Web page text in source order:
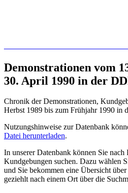
Demonstrationen vom
30. April 1990 in der
Chronik der Demonstrationen,
Herbst 1989 bis zum Frühjahr 1990 in
Nutzungshinweise zur Datenbank
Datei herunterladen.
In unserer Datenbank können Sie nach
Kundgebungen suchen. Dazu wählen
und Sie bekommen eine Übersicht
geziehlt nach einem Ort über die